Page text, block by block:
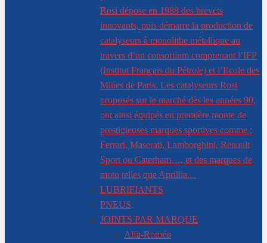
Rosi dépose en 1988 des brevets
innovants, puis démarre la production de
catalyseurs à monolithe métallique au
travers d’un consortium comprenant l’IFP
(Institut Français du Pétrole) et l’Ecole des
Mines de Paris. Les catalyseurs Rosi
proposés sur le marché dès les années 90,
ont ainsi équipés en première monte de
prestigieuses marques sportives comme :
Ferrari, Maserati, Lamborghini, Renault
Sport ou Caterham…, et des marques de
moto telles que Aprillia…
LUBRIFIANTS
PNEUS
JOINTS PAR MARQUE
Alfa-Roméo